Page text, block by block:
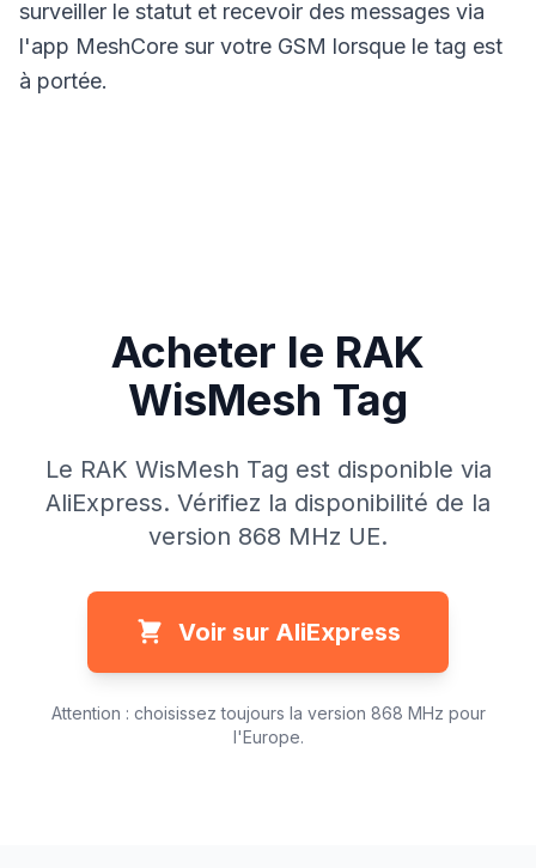
surveiller le statut et recevoir des messages via
l'app MeshCore sur votre GSM lorsque le tag est
à portée.
Acheter le RAK
WisMesh Tag
Le RAK WisMesh Tag est disponible via
AliExpress. Vérifiez la disponibilité de la
version 868 MHz UE.
Voir sur AliExpress
Attention : choisissez toujours la version 868 MHz pour
l'Europe.